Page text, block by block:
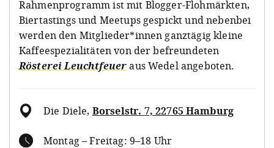
Rahmenprogramm ist mit Blogger-Flohmärkten,
Biertastings und Meetups gespickt und nebenbei
werden den Mitglieder*innen ganztägig kleine
Kaffeespezialitäten von der befreundeten
Rösterei Leuchtfeueraus Wedel angeboten.
Die Diele, Borselstr. 7, 22765 Hamburg
Montag – Freitag: 9–18 Uhr